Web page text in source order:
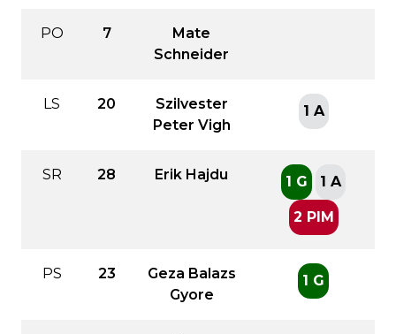
PO 7
Mate
Schneider
LS 20
Szilvester
Peter Vigh
1 A
SR 28 Erik Hajdu 1 G 1 A
2 PIM
PS 23
Geza Balazs
Gyore
1 G